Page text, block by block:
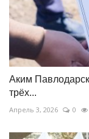
Аким
трёх...
Апрель 3, 2026 0